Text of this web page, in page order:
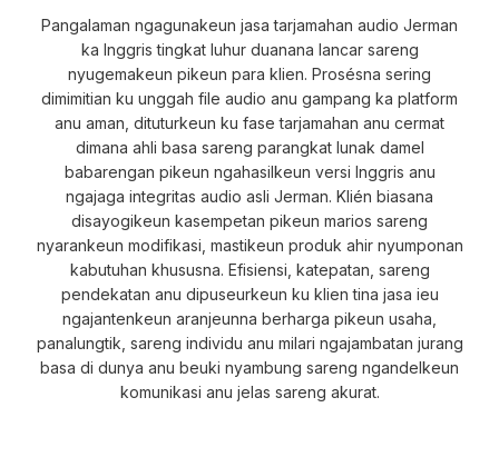
Pangalaman ngagunakeun jasa tarjamahan audio Jerman
ka Inggris tingkat luhur duanana lancar sareng
nyugemakeun pikeun para klien. Prosésna sering
dimimitian ku unggah file audio anu gampang ka platform
anu aman, dituturkeun ku fase tarjamahan anu cermat
dimana ahli basa sareng parangkat lunak damel
babarengan pikeun ngahasilkeun versi Inggris anu
ngajaga integritas audio asli Jerman. Klién biasana
disayogikeun kasempetan pikeun marios sareng
nyarankeun modifikasi, mastikeun produk ahir nyumponan
kabutuhan khususna. Efisiensi, katepatan, sareng
pendekatan anu dipuseurkeun ku klien tina jasa ieu
ngajantenkeun aranjeunna berharga pikeun usaha,
panalungtik, sareng individu anu milari ngajambatan jurang
basa di dunya anu beuki nyambung sareng ngandelkeun
komunikasi anu jelas sareng akurat.